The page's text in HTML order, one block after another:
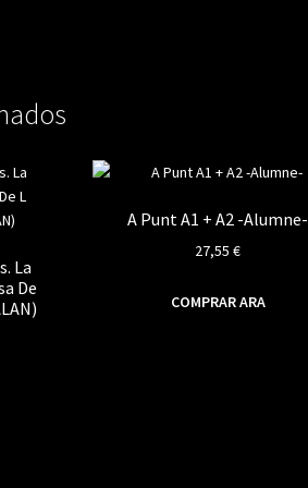
La
De
A Punt A1 + A2 -Alumne-
27,55€
COMPRAR ARA